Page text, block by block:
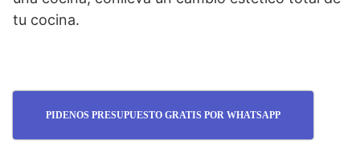
tu cocina.
PIDENOS PRESUPUESTO GRATIS POR WHATSAPP